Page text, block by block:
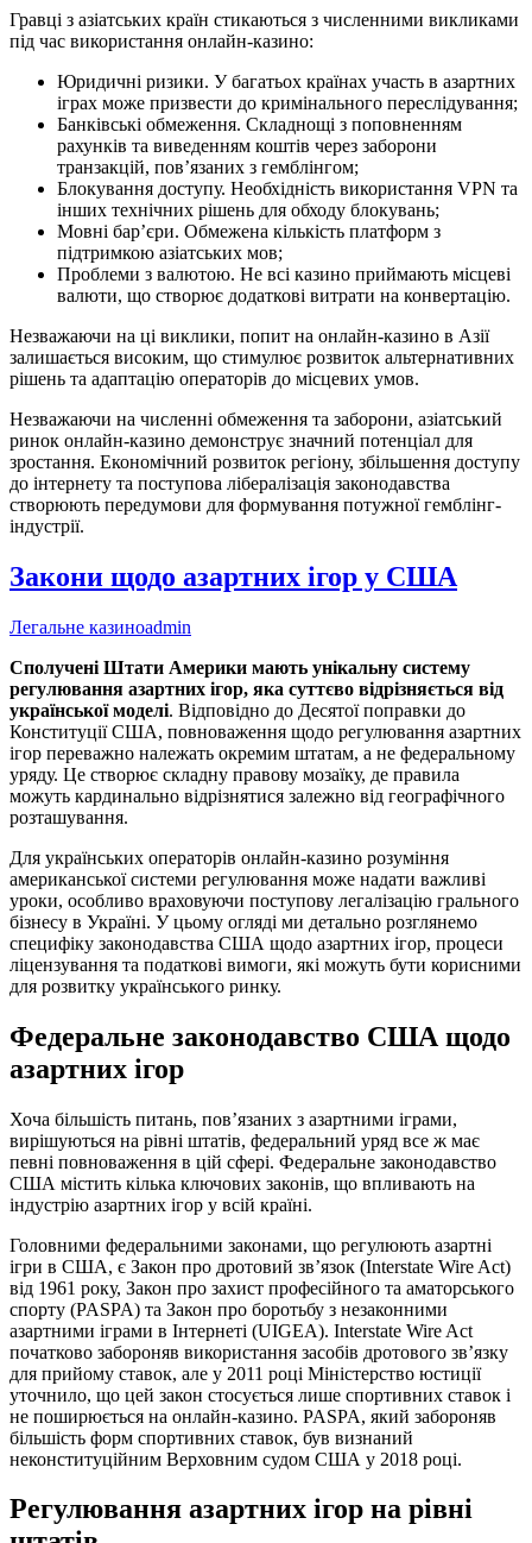
Гравці з азіатських країн стикаються з численними викликами
під час використання онлайн-казино:
Юридичні ризики. У багатьох країнах участь в азартних
іграх може призвести до кримінального переслідування;
Банківські обмеження. Складнощі з поповненням
рахунків та виведенням коштів через заборони
транзакцій, пов’язаних з гемблінгом;
Блокування доступу. Необхідність використання VPN та
інших технічних рішень для обходу блокувань;
Мовні бар’єри. Обмежена кількість платформ з
підтримкою азіатських мов;
Проблеми з валютою. Не всі казино приймають місцеві
валюти, що створює додаткові витрати на конвертацію.
Незважаючи на ці виклики, попит на онлайн-казино в Азії
залишається високим, що стимулює розвиток альтернативних
рішень та адаптацію операторів до місцевих умов.
Незважаючи на численні обмеження та заборони, азіатський
ринок онлайн-казино демонструє значний потенціал для
зростання. Економічний розвиток регіону, збільшення доступу
до інтернету та поступова лібералізація законодавства
створюють передумови для формування потужної гемблінг-
індустрії.
Закони щодо азартних ігор у США
Легальне казиноadmin
Сполучені Штати Америки мають унікальну систему
регулювання азартних ігор, яка суттєво відрізняється від
української моделі. Відповідно до Десятої поправки до
Конституції США, повноваження щодо регулювання азартних
ігор переважно належать окремим штатам, а не федеральному
уряду. Це створює складну правову мозаїку, де правила
можуть кардинально відрізнятися залежно від географічного
розташування.
Для українських операторів онлайн-казино розуміння
американської системи регулювання може надати важливі
уроки, особливо враховуючи поступову легалізацію грального
бізнесу в Україні. У цьому огляді ми детально розглянемо
специфіку законодавства США щодо азартних ігор, процеси
ліцензування та податкові вимоги, які можуть бути корисними
для розвитку українського ринку.
Федеральне законодавство США щодо
азартних ігор
Хоча більшість питань, пов’язаних з азартними іграми,
вирішуються на рівні штатів, федеральний уряд все ж має
певні повноваження в цій сфері. Федеральне законодавство
США містить кілька ключових законів, що впливають на
індустрію азартних ігор у всій країні.
Головними федеральними законами, що регулюють азартні
ігри в США, є Закон про дротовий зв’язок (Interstate Wire Act)
від 1961 року, Закон про захист професійного та аматорського
спорту (PASPA) та Закон про боротьбу з незаконними
азартними іграми в Інтернеті (UIGEA). Interstate Wire Act
початково забороняв використання засобів дротового зв’язку
для прийому ставок, але у 2011 році Міністерство юстиції
уточнило, що цей закон стосується лише спортивних ставок і
не поширюється на онлайн-казино. PASPA, який забороняв
більшість форм спортивних ставок, був визнаний
неконституційним Верховним судом США у 2018 році.
Регулювання азартних ігор на рівні